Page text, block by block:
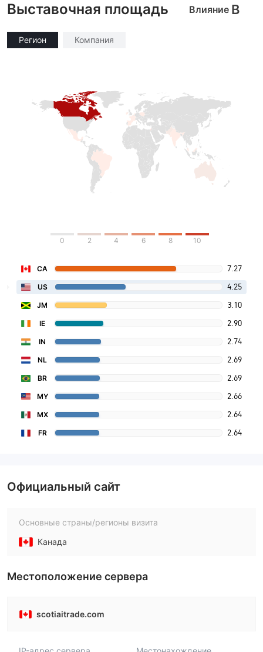
Выставочная площадь Влияние B
Регион Компания
0 2 4 6 8 10
CA 7.27
US 4.25
JM 3.10
IE 2.90
IN 2.74
NL 2.69
BR 2.69
MY 2.66
MX 2.64
FR 2.64
Официальный сайт
Основные страны/регионы визита
Канада
Местоположение сервера
scotiaitrade.com